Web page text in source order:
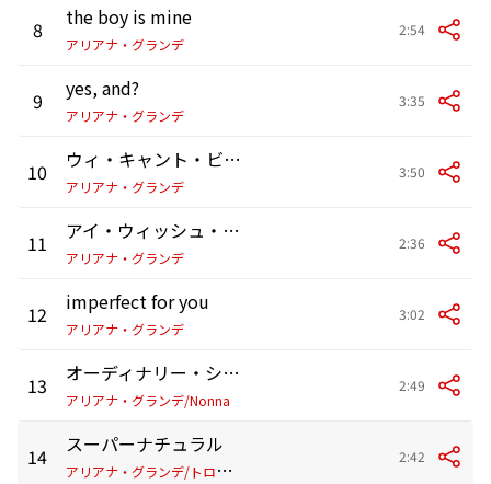
8 the boy is mine
アリアナ・グランデ
2:54
9 yes, and?
アリアナ・グランデ
3:35
10 ウィ・キャント・ビー・フレンズ(ウェイト・フォー・ユア・ラヴ)
アリアナ・グランデ
3:50
11 アイ・ウィッシュ・アイ・ヘイテッド・ユー
アリアナ・グランデ
2:36
12 imperfect for you
アリアナ・グランデ
3:02
13 オーディナリー・シングス
アリアナ・グランデ/Nonna
2:49
14
スーパーナチュラル
ア
リアナ・グランデ/トロイ・シヴァン
2:42